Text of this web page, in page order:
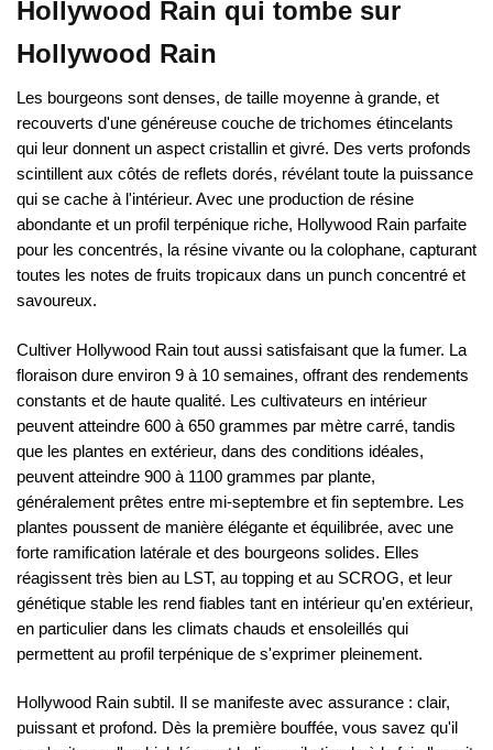
Hollywood Rain qui tombe sur
Hollywood Rain
Les bourgeons sont denses, de taille moyenne à grande, et
recouverts d'une généreuse couche de trichomes étincelants
qui leur donnent un aspect cristallin et givré. Des verts profonds
scintillent aux côtés de reflets dorés, révélant toute la puissance
qui se cache à l'intérieur. Avec une production de résine
abondante et un profil terpénique riche, Hollywood Rain parfaite
pour les concentrés, la résine vivante ou la colophane, capturant
toutes les notes de fruits tropicaux dans un punch concentré et
savoureux.
Cultiver Hollywood Rain tout aussi satisfaisant que la fumer. La
floraison dure environ 9 à 10 semaines, offrant des rendements
constants et de haute qualité. Les cultivateurs en intérieur
peuvent atteindre 600 à 650 grammes par mètre carré, tandis
que les plantes en extérieur, dans des conditions idéales,
peuvent atteindre 900 à 1100 grammes par plante,
généralement prêtes entre mi-septembre et fin septembre. Les
plantes poussent de manière élégante et équilibrée, avec une
forte ramification latérale et des bourgeons solides. Elles
réagissent très bien au LST, au topping et au SCROG, et leur
génétique stable les rend fiables tant en intérieur qu'en extérieur,
en particulier dans les climats chauds et ensoleillés qui
permettent au profil terpénique de s'exprimer pleinement.
Hollywood Rain subtil. Il se manifeste avec assurance : clair,
puissant et profond. Dès la première bouffée, vous savez qu'il